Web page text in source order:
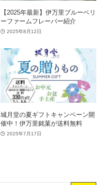
【2025年最新】伊万里ブルーベリ
ーファームフレーバー紹介
2025年8月12日
城月堂の夏ギフトキャンペーン開
催中！伊万里銘菓が送料無料
2025年7月17日